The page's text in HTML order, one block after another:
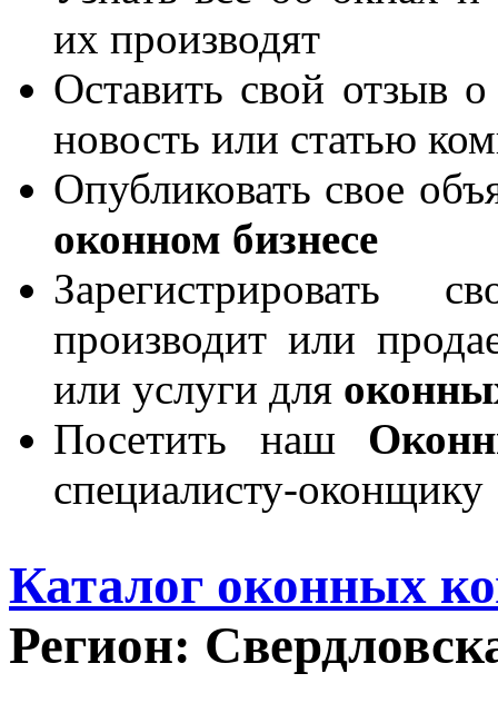
их производят
Оставить свой отзыв
новость или статью
Опубликовать свое
оконном бизнесе
производит или
или услуги для
Посетить наш
специалисту-оконщику
Каталог оконных
Регион: